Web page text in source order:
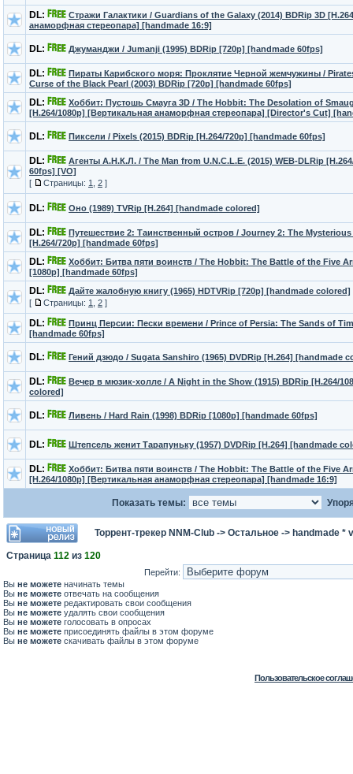
DL:
Стражи Галактики / Guardians of the Galaxy (2014) BDRip 3D
анаморфная стереопара] [handmade 16:9]
DL: Джуманджи / Jumanji (1995) BDRip [720p] [handmade 60fps]
DL:
Пираты Карибского моря: Проклятие Черной жемчужины /
Curse of the Black Pearl (2003) BDRip [720p] [handmade 60fps]
DL:
Хоббит: Пустошь Смауга 3D / The Hobbit: The Desolation of
[H.264/1080p] [Вертикальная анаморфная стереопара] [Director's Cut]
DL: Пиксели / Pixels (2015) BDRip [H.264/720p] [handmade 60fps]
DL:
Агенты А.Н.К.Л. / The Man from U.N.C.L.E. (2015) WEB-DLRip
60fps] [VO]
[
Страницы: 1 2 ]
DL: Оно (1989) TVRip [H.264] [handmade colored]
DL:
Путешествие 2: Таинственный остров / Journey 2: The
[H.264/720p] [handmade 60fps]
DL:
Хоббит: Битва пяти воинств / The Hobbit: The Battle of the Five
[1080p] [handmade 60fps]
DL:
Дайте жалобную книгу (1965) HDTVRip [720p] [handmade colored]
[
Страницы: 1 2 ]
DL:
Принц Персии: Пески времени / Prince of Persia: The Sands of
[handmade 60fps]
DL: Гений дзюдо / Sugata Sanshiro (1965) DVDRip [H.264] [handmade
DL:
Вечер в мюзик-холле / A Night in the Show (1915) BDRip [H.264/
colored]
DL: Ливень / Hard Rain (1998) BDRip [1080p] [handmade 60fps]
DL: Штепсель женит Тарапуньку (1957) DVDRip [H.264] [handmade
DL:
Хоббит: Битва пяти воинств / The Hobbit: The Battle of the Five
[H.264/1080p] [Вертикальная анаморфная стереопара] [handmade 16:9]
Показать темы:
Торрент-трекер NNM-Club -> Остальное -> handmade *
Страница 112 из 120
Перейти:
Вы не можете начинать темы
Вы не можете отвечать на сообщения
Вы не можете редактировать свои сообщения
Вы не можете удалять свои сообщения
Вы не можете голосовать в опросах
Вы не можете присоединять файлы в этом форуме
Вы не можете скачивать файлы в этом форуме
Пользовательское